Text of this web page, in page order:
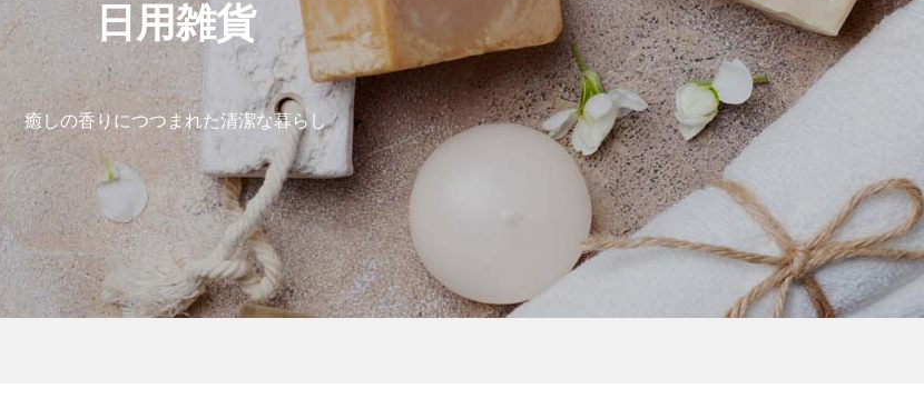
日用雑貨
癒しの香りにつつまれた清潔な暮らし